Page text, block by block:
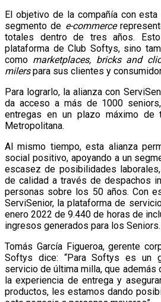
El objetivo de la compañía con
segmento de e-commerce
totales dentro de tres años.
plataforma de Club Softys, sino
como marketplaces, bricks and
milerspara sus clientes y
Para lograrlo, la alianza con
da acceso a más de 1000
entregas en un plazo máximo
Metropolitana.
Al mismo tiempo, esta alianza
social positivo, apoyando a un
escasez de posibilidades
de calidad a través de despachos
personas sobre los 50 años. Con
ServiSenior, la plataforma de
enero 2022 de 9.440 de horas de
ingresos generados para los Seniors.
Tomás García Figueroa, gerente
Softys dice: “Para Softys es un
servicio de última milla, que además
la experiencia de entrega y
productos, les estamos dando